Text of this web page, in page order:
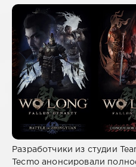
Разработчики из студии
Tecmo анонсировали